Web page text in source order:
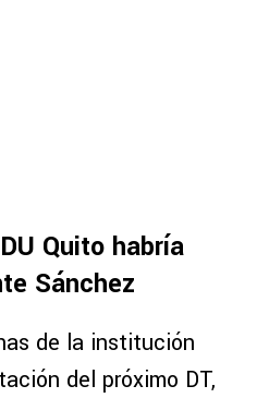
Quito habría
Sánchez
de la institución
del próximo DT,